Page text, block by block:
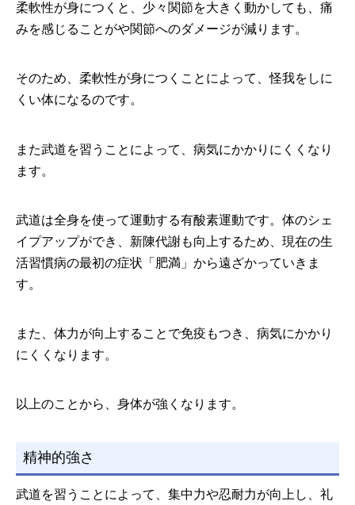
柔軟性が身につくと、少々関節を大きく動かしても、痛
みを感じることがや関節へのダメージが減ります。
そのため、柔軟性が身につくことによって、怪我をしに
くい体になるのです。
また武道を習うことによって、病気にかかりにくくなり
ます。
武道は全身を使って運動する有酸素運動です。体のシェ
イプアップができ、新陳代謝も向上するため、現在の生
活習慣病の最初の症状「肥満」から遠ざかっていきま
す。
また、体力が向上することで免疫もつき、病気にかかり
にくくなります。
以上のことから、身体が強くなります。
精神的強さ
武道を習うことによって、集中力や忍耐力が向上し、礼